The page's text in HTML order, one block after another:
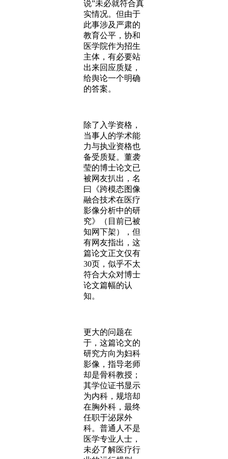
说”未必就符合真
实情况。但由于
此事涉及严肃的
教育公平，协和
医学院作为招生
主体，有必要站
出来回应质疑，
给舆论一个明确
的答案。
除了入学资格，
当事人的学术能
力与执业资格也
备受质疑。董袭
莹的博士论文已
被网友扒出，名
曰《跨模态图像
融合技术在医疗
影像分析中的研
究》（目前已被
知网下架），但
有网友指出，这
篇论文正文仅有
30页，似乎不太
符合大众对博士
论文篇幅的认
知。
更大的问题在
于，这篇论文的
研究方向为妇科
影像，指导老师
却是骨科教授；
其学位证书显示
为内科，规培却
在胸外科，最终
任职于泌尿外
科。普通人不是
医学专业人士，
未必了解医疗行